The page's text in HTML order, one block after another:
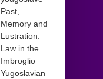
Past,
Memory and
Lustration:
Law in the
Imbroglio
Yugoslavian